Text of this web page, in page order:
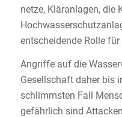
netze, Kläranlagen, die
entscheidende Rolle
Angriffe auf die
Gesellschaft daher bis
schlimmsten Fall
gefährlich sind